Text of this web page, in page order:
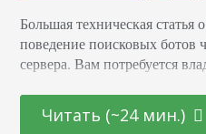
Большая техническая статья
поведение поисковых ботов
сервера. Вам потребуется
фиксируется в логах. А
инсайтов, чем при
Читать (~24 мин.)